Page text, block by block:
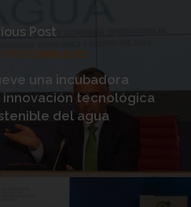
Post
SOSTENIBILIDAD
una incubadora
tecnológica
del agua